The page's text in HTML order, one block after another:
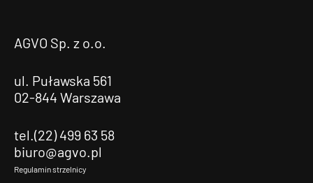
AGVO Sp. z o.o.
ul. Puławska 561
02-844 Warszawa
tel.(22) 499 63 58
biuro@agvo.pl
Regulamin strzelnicy